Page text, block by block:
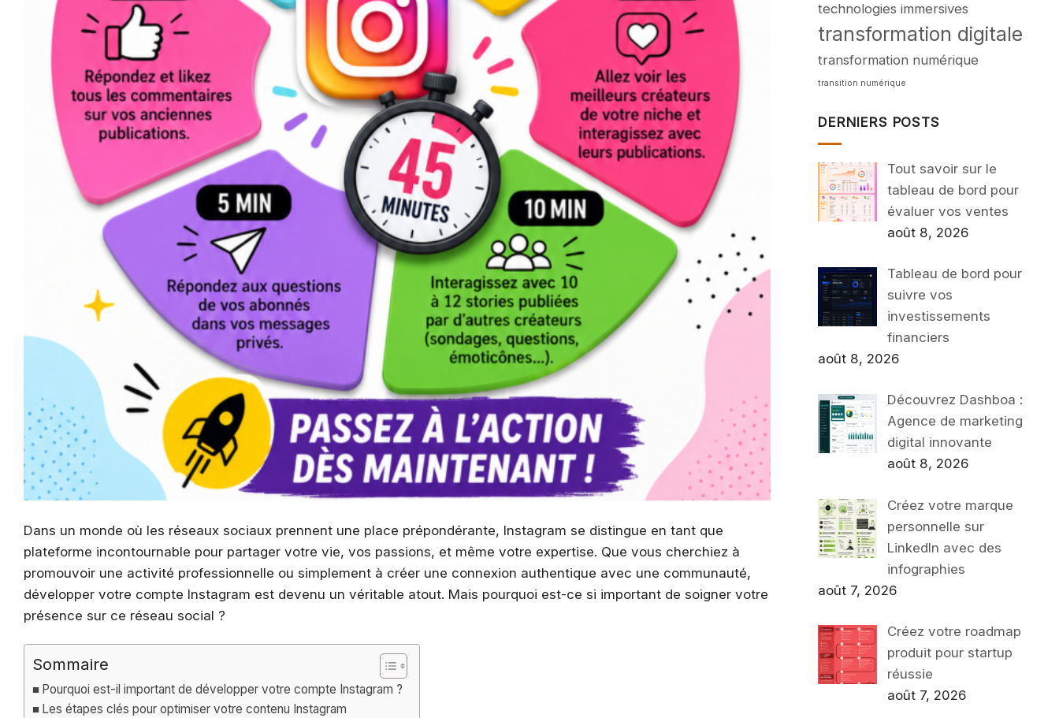
Dans un monde où les réseaux sociaux prennent une place prépondérante, Instagram se distingue en tant que
plateforme incontournable pour partager votre vie, vos passions, et même votre expertise. Que vous cherchiez à
promouvoir une activité professionnelle ou simplement à créer une connexion authentique avec une communauté,
développer votre compte Instagram est devenu un véritable atout. Mais pourquoi est-ce si important de soigner votre
présence sur ce réseau social ?
Sommaire
Pourquoi est-il important de développer votre compte Instagram ?
Les étapes clés pour optimiser votre contenu Instagram
technologies immersives
transformation digitale
transformation numérique
transition numérique
DERNIERS POSTS
Tout savoir sur le
tableau de bord pour
évaluer vos ventes
août 8, 2026
Tableau de bord pour
suivre vos
investissements
financiers
août 8, 2026
Découvrez Dashboa :
Agence de marketing
digital innovante
août 8, 2026
Créez votre marque
personnelle sur
LinkedIn avec des
infographies
août 7, 2026
Créez votre roadmap
produit pour startup
réussie
août 7, 2026